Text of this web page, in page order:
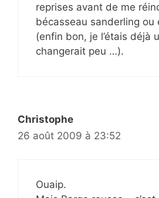
reprises avant de me
bécasseau sanderling ou
(enfin bon, je l’étais déjà
changerait peu …).
Christophe
26 août 2009 à 23:52
Ouaip.